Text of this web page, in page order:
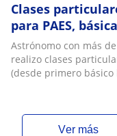
Clases
para PAES,
Astrónomo con más
realizo clases
(desde primero básico
ver más